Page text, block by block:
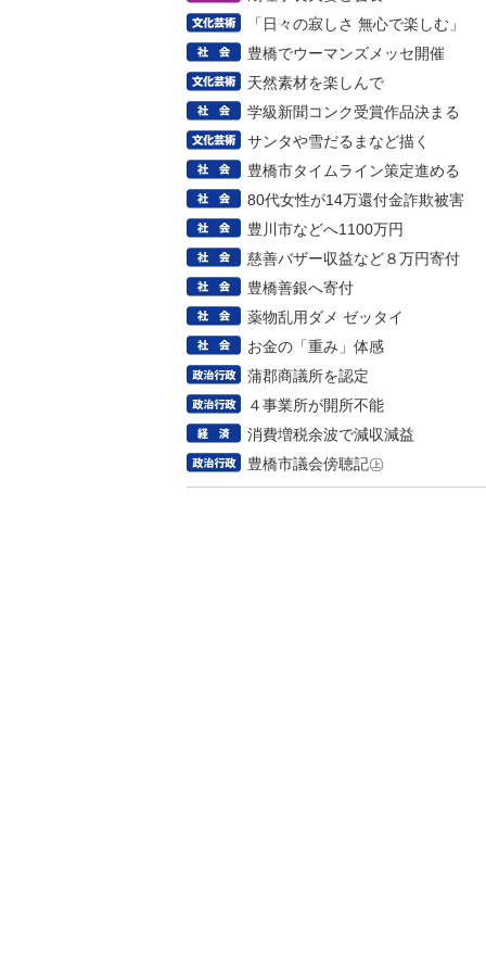
「日々の寂しさ 無心で楽しむ」
豊橋でウーマンズメッセ開催
天然素材を楽しんで
学級新聞コンク受賞作品決まる
サンタや雪だるまなど描く
豊橋市タイムライン策定進める
80代女性が14万還付金詐欺被害
豊川市などへ1100万円
慈善バザー収益など８万円寄付
豊橋善銀へ寄付
薬物乱用ダメ ゼッタイ
お金の「重み」体感
蒲郡商議所を認定
４事業所が開所不能
消費増税余波で減収減益
豊橋市議会傍聴記㊤